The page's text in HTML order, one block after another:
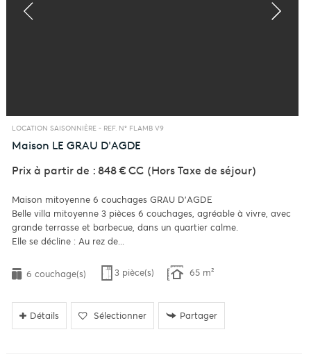
LOCATION SAISONNIÈRE - REF. N° FLAMB V9
Maison LE GRAU D'AGDE
Prix à partir de : 848 €CC (Hors Taxe de séjour)
Maison mitoyenne 6 couchages GRAU D'AGDE
Belle villa mitoyenne 3 pièces 6 couchages, agréable à vivre, avec
grande terrasse et barbecue, dans un quartier calme.
Elle se décline : Au rez de...
6 couchage(s) 3 pièce(s) 65 m²
Détails Sélectionner Partager